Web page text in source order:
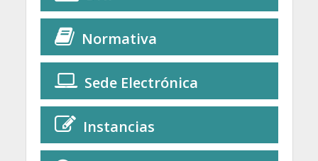
Normativa
Sede Electrónica
Instancias